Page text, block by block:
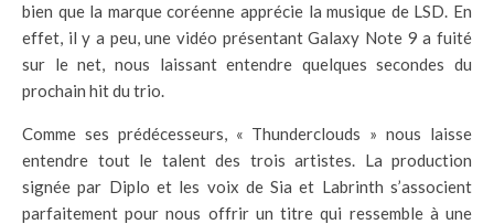
bien que la marque coréenne apprécie la musique de LSD. En
effet, il y a peu, une vidéo présentant Galaxy Note 9 a fuité
sur le net, nous laissant entendre quelques secondes du
prochain hit du trio.
Comme ses prédécesseurs, « Thunderclouds » nous laisse
entendre tout le talent des trois artistes. La production
signée par Diplo et les voix de Sia et Labrinth s’associent
parfaitement pour nous offrir un titre qui ressemble à une